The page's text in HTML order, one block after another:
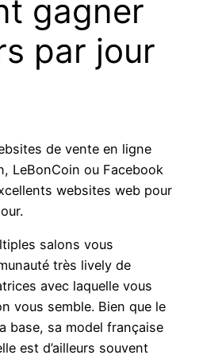
gagner
par jour
de vente en ligne
LeBonCoin ou Facebook
websites web pour
salons vous
très lively de
avec laquelle vous
vous semble. Bien que le
base, sa model française
est d’ailleurs souvent